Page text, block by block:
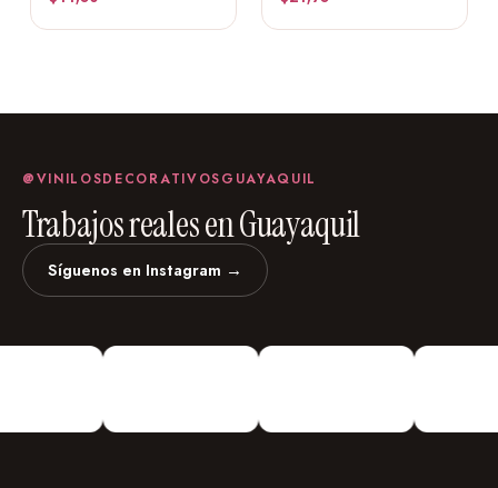
@VINILOSDECORATIVOSGUAYAQUIL
Trabajos reales en Guayaquil
Síguenos en Instagram →
Decorativos De todo Tipo!
Urdesa Central Guayacanes entre